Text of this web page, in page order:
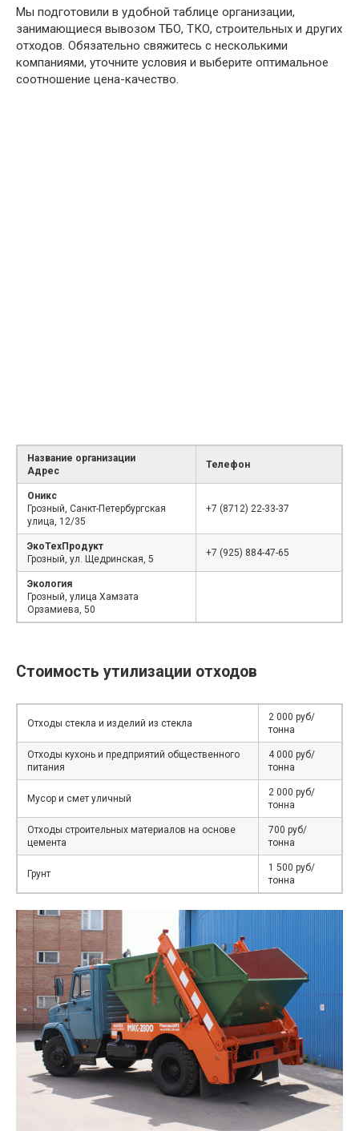
Мы подготовили в удобной таблице организации,
занимающиеся вывозом ТБО, ТКО, строительных и других
отходов. Обязательно свяжитесь с несколькими
компаниями, уточните условия и выберите оптимальное
соотношение цена-качество.
Название организации
Адрес
Телефон
Оникс
Грозный, Санкт-Петербургская
улица, 12/35
+7 (8712) 22-33-37
ЭкоТехПродукт
Грозный, ул. Щедринская, 5
+7 (925) 884-47-65
Экология
Грозный, улица Хамзата
Орзамиева, 50
Стоимость утилизации отходов
Отходы стекла и изделий из стекла
2 000 руб/
тонна
Отходы кухонь и предприятий общественного
питания
4 000 руб/
тонна
Мусор и смет уличный
2 000 руб/
тонна
Отходы строительных материалов на основе
цемента
700 руб/
тонна
Грунт
1 500 руб/
тонна